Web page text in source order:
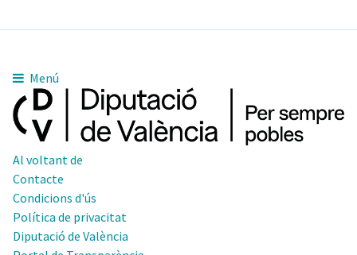
Menú
Al voltant de
Contacte
Condicions d'ús
Política de privacitat
Diputació de València